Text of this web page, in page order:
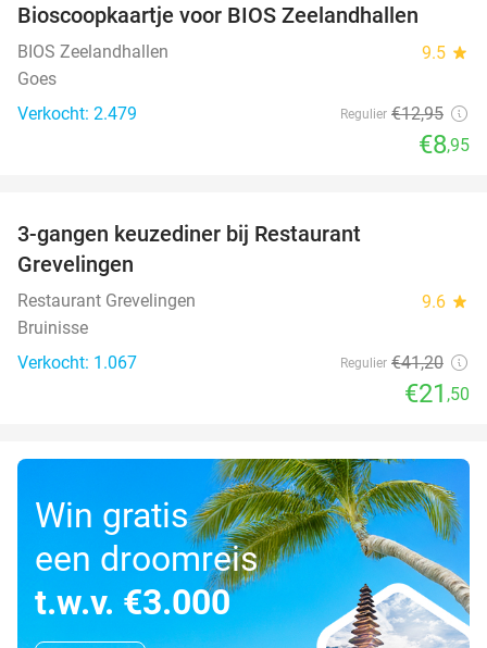
Bioscoopkaartje voor BIOS Zeelandhallen
BIOS Zeelandhallen 9.5 star
Goes
Verkocht: 2.479
Regulier €12,95
€8,95
3-gangen keuzediner bij Restaurant
Grevelingen
Restaurant Grevelingen 9.6 star
Bruinisse
Verkocht: 1.067
Regulier €41,20
€21 ,50
Win gratis
een droomreis
t.w.v. €3.000